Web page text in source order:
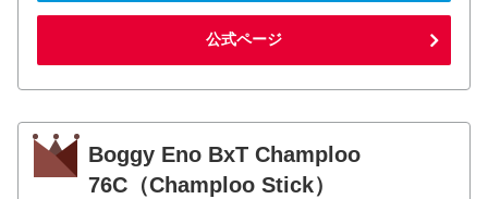
公式ページ
Boggy Eno BxT Champloo
76C（Champloo Stick）